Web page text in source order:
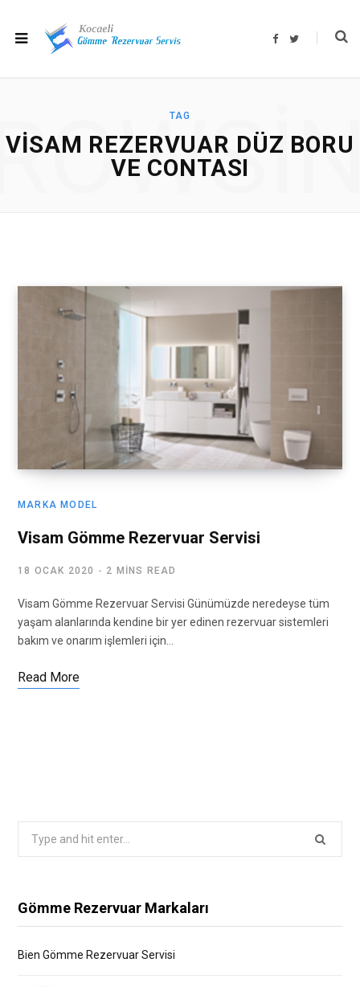
F
T
TAG
VISAM REZERVUAR DÜZ BORU
VE CONTASI
MARKA MODEL
Visam Gömme Rezervuar Servisi
18 OCAK 2020 2 MINS READ
Visam Gömme Rezervuar Servisi Günümüzde neredeyse tüm
yaşam alanlarında kendine bir yer edinen rezervuar sistemleri
bakım ve onarım işlemleri için…
Read More
Gömme Rezervuar Markaları
Bien Gömme Rezervuar Servisi